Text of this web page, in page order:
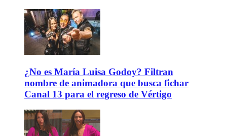
¿No es María Luisa Godoy? Filtran
nombre de animadora que busca fichar
Canal 13 para el regreso de Vértigo